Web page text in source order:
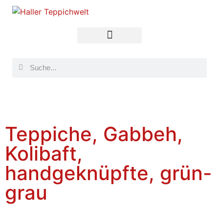
Teppiche, Gabbeh,
Kolibaft,
handgeknüpfte, grün-
grau